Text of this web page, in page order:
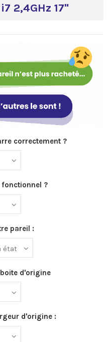
2,4GHz 17"
correctement ?
fonctionnel ?
pareil :
d'origine
d'origine :